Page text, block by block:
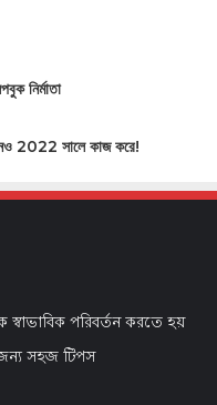
নির্মাতা
2022 সালে কাজ করে!
পরিবর্তন করতে হয়
সহজ টিপস